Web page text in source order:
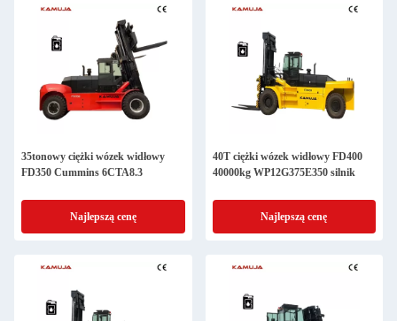
35tonowy ciężki wózek widłowy
FD350 Cummins 6CTA8.3
Najlepszą cenę
40T ciężki wózek widłowy FD400
40000kg WP12G375E350 silnik
Najlepszą cenę